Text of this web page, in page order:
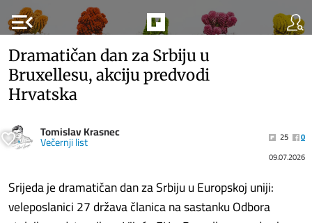
menu_open
Dramatičan dan za Srbiju u
Bruxellesu, akciju predvodi
Hrvatska
Tomislav Krasnec
Večernji list 25
0
09.07.2026
Srijeda je dramatičan dan za Srbiju u Europskoj uniji:
veleposlanici 27 država članica na sastanku Odbora